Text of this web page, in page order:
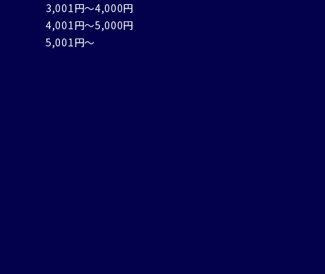
3,001円～4,000円
4,001円～5,000円
5,001円～